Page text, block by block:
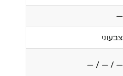
—
צבעוני
— / — / —